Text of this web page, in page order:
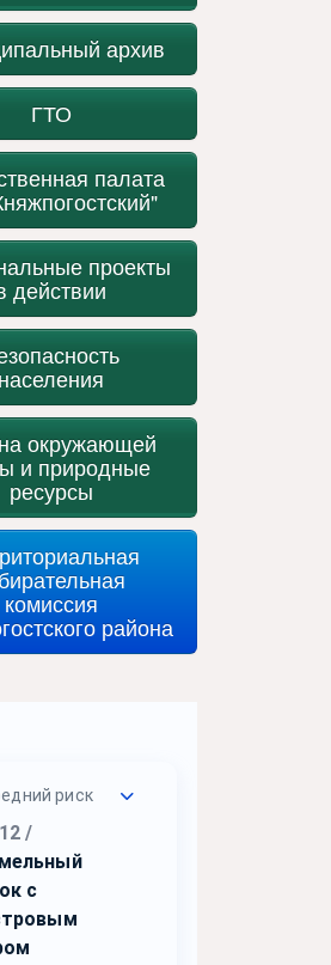
архив
ГТО
палата
проекты
действии
населения
окружающей
и природные
ресурсы
комиссия
района